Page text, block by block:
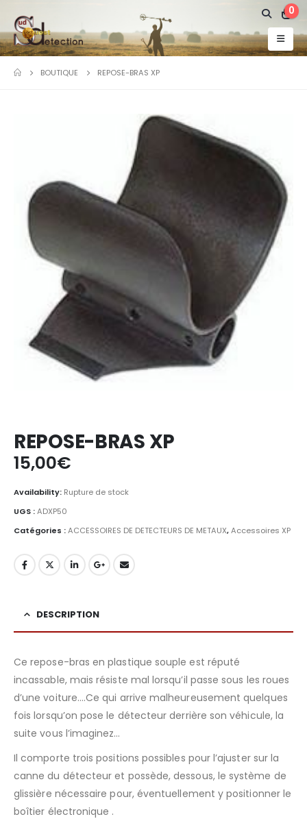
0
BOUTIQUE REPOSE-BRAS XP
REPOSE-BRAS XP
15,00€
Availability: Rupture de stock
UGS :ADXP50
Catégories :ACCESSOIRES DE DETECTEURS DE METAUX,Accessoires XP
DESCRIPTION
Ce repose-bras en plastique souple est réputé
incassable, mais résiste mal lorsqu’il passe sous les roues
d’une voiture….Ce qui arrive malheureusement quelques
fois lorsqu’on pose le détecteur derrière son véhicule, la
suite vous l’imaginez…
Il comporte trois positions possibles pour l’ajuster sur la
canne du détecteur et possède, dessous, le système de
glissière nécessaire pour, éventuellement y positionner le
boîtier électronique .